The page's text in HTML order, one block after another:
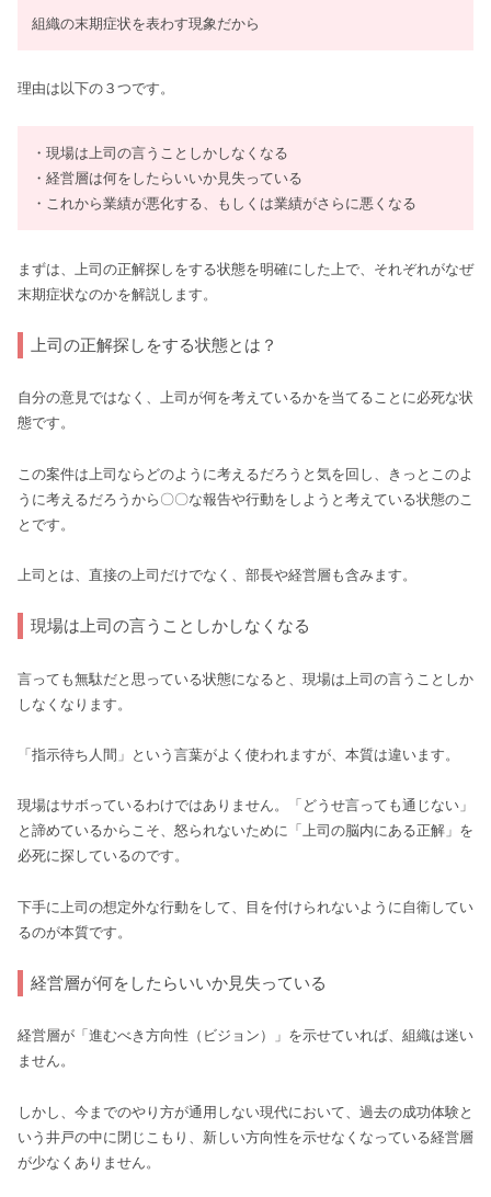
組織の末期症状を表わす現象だから
理由は以下の３つです。
・現場は上司の言うことしかしなくなる
・経営層は何をしたらいいか見失っている
・これから業績が悪化する、もしくは業績がさらに悪くなる
まずは、上司の正解探しをする状態を明確にした上で、それぞれがなぜ
末期症状なのかを解説します。
上司の正解探しをする状態とは？
自分の意見ではなく、上司が何を考えているかを当てることに必死な状
態です。
この案件は上司ならどのように考えるだろうと気を回し、きっとこのよ
うに考えるだろうから〇〇な報告や行動をしようと考えている状態のこ
とです。
上司とは、直接の上司だけでなく、部長や経営層も含みます。
現場は上司の言うことしかしなくなる
言っても無駄だと思っている状態になると、現場は上司の言うことしか
しなくなります。
「指示待ち人間」という言葉がよく使われますが、本質は違います。
現場はサボっているわけではありません。「どうせ言っても通じない」
と諦めているからこそ、怒られないために「上司の脳内にある正解」を
必死に探しているのです。
下手に上司の想定外な行動をして、目を付けられないように自衛してい
るのが本質です。
経営層が何をしたらいいか見失っている
経営層が「進むべき方向性（ビジョン）」を示せていれば、組織は迷い
ません。
しかし、今までのやり方が通用しない現代において、過去の成功体験と
いう井戸の中に閉じこもり、新しい方向性を示せなくなっている経営層
が少なくありません。